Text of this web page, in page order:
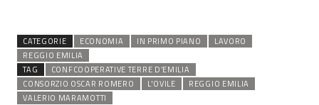
CATEGORIE ECONOMIA IN PRIMO PIANO
LAVORO
REGGIO EMILIA
TAG
CONFCOOPERATIVE TERRE D’EMILIA
CONSORZIO OSCAR ROMERO
L'OVILE
REGGIO EMILIA
VALERIO MARAMOTTI